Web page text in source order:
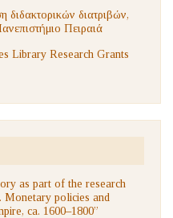
διδακτορικών διατριβών,
Πειραιά
Library Research Grants
as part of the research
policies and
ca. 1600–1800”